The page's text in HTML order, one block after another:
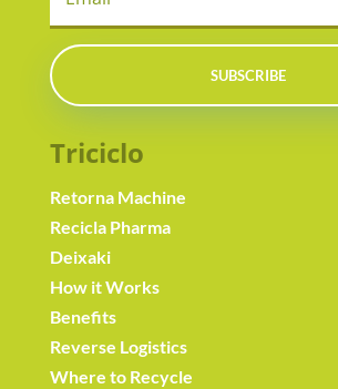
SUBSCRIBE
Triciclo
Retorna Machine
Recicla Pharma
Deixaki
How it Works
Benefits
Reverse Logistics
Where to Recycle